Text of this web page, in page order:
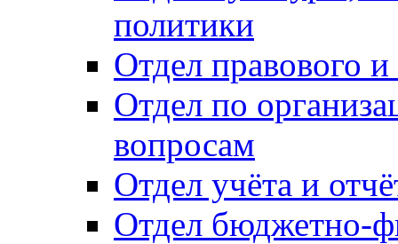
политики
Отдел правового
Отдел по
вопросам
Отдел учёта и
Отдел бюджетно-